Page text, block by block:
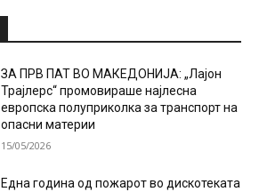
ЗА ПРВ ПАТ ВО МАКЕДОНИЈА: „Лајон
Трајлерс“ промовираше најлесна
европска полуприколка за транспорт на
опасни материи
15/05/2026
Една година од пожарот во дискотеката